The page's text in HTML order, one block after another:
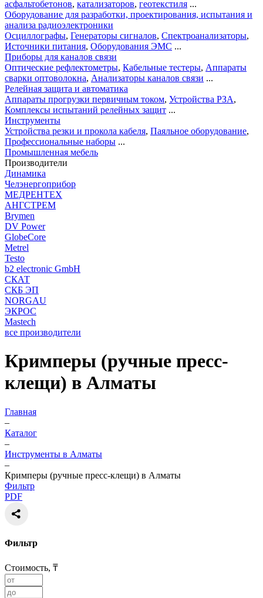
асфальтобетонов, катализаторов, геотекстиля ...
Оборудование для разработки, проектирования, испытания и
анализа радиоэлектроники
Осциллографы, Генераторы сигналов, Спектроанализаторы,
Источники питания, Оборудования ЭМС ...
Приборы для каналов связи
Оптические рефлектометры, Кабельные тестеры, Аппараты
сварки оптоволокна, Анализаторы каналов связи ...
Релейная защита и автоматика
Аппараты прогрузки первичным током, Устройства РЗА,
Комплексы испытаний релейных защит ...
Инструменты
Устройства резки и прокола кабеля, Паяльное оборудование,
Профессиональные наборы ...
Промышленная мебель
Производители
Динамика
Челэнергоприбор
МЕДРЕНТЕХ
АНГСТРЕМ
Brymen
DV Power
GlobeCore
Metrel
Testo
b2 electronic GmbH
СКАТ
СКБ ЭП
NORGAU
ЭКРОС
Mastech
все производители
Кримперы (ручные пресс-
клещи) в Алматы
Главная
–
Каталог
–
Инструменты в Алматы
–
Кримперы (ручные пресс-клещи) в Алматы
Фильтр
PDF
Фильтр
Стоимость, ₸